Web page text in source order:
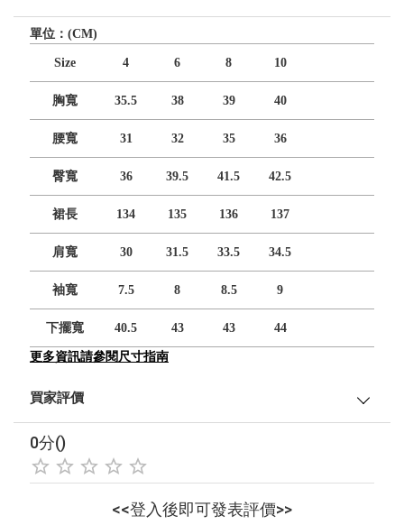
單位：(CM)
Size 4 6 8 10
胸寬 35.5 38 39 40
腰寬 31 32 35 36
臀寬 36 39.5 41.5 42.5
裙長 134 135 136 137
肩寬 30 31.5 33.5 34.5
袖寬 7.5 8 8.5 9
下擺寬 40.5 43 43 44
更多資訊請參閱尺寸指南
買家評價
0分()
<<登入後即可發表評價>>